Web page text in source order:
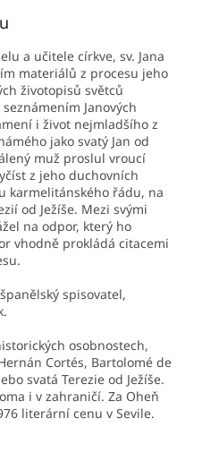
a učitele církve, sv. Jana
materiálů z procesu jeho
životopisů světců
Janových
i život nejmladšího z
jako svatý Jan od
muž proslul vroucí
z jeho duchovních
karmelitánského řádu, na
od Ježíše. Mezi svými
na odpor, který ho
vhodně prokládá citacemi
spisovatel,
osobnostech,
Cortés, Bartolomé de
svatá Terezie od Ježíše.
i v zahraničí. Za Oheň
literární cenu v Sevile.